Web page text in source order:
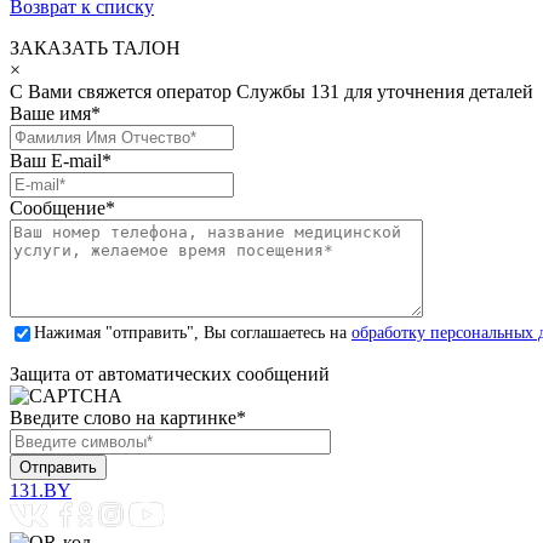
Возврат к списку
ЗАКАЗАТЬ ТАЛОН
×
С Вами свяжется оператор Службы 131 для уточнения деталей
Ваше имя*
Ваш E-mail*
Сообщение*
Нажимая "отправить", Вы соглашаетесь на обработку персональных
Защита от автоматических сообщений
Введите слово на картинке*
131.BY